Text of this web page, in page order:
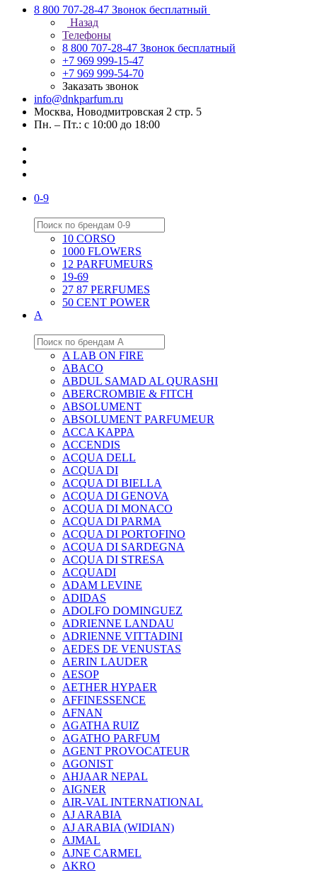
8 800 707-28-47 Звонок бесплатный
Назад
Телефоны
8 800 707-28-47 Звонок бесплатный
+7 969 999-15-47
+7 969 999-54-70
Заказать звонок
info@dnkparfum.ru
Москва, Новодмитровская 2 стр. 5
Пн. – Пт.: с 10:00 до 18:00
0-9
10 CORSO
1000 FLOWERS
12 PARFUMEURS
19-69
27 87 PERFUMES
50 CENT POWER
A
A LAB ON FIRE
ABACO
ABDUL SAMAD AL QURASHI
ABERCROMBIE & FITCH
ABSOLUMENT
ABSOLUMENT PARFUMEUR
ACCA KAPPA
ACCENDIS
ACQUA DELL
ACQUA DI
ACQUA DI BIELLA
ACQUA DI GENOVA
ACQUA DI MONACO
ACQUA DI PARMA
ACQUA DI PORTOFINO
ACQUA DI SARDEGNA
ACQUA DI STRESA
ACQUADI
ADAM LEVINE
ADIDAS
ADOLFO DOMINGUEZ
ADRIENNE LANDAU
ADRIENNE VITTADINI
AEDES DE VENUSTAS
AERIN LAUDER
AESOP
AETHER HYPAER
AFFINESSENCE
AFNAN
AGATHA RUIZ
AGATHO PARFUM
AGENT PROVOCATEUR
AGONIST
AHJAAR NEPAL
AIGNER
AIR-VAL INTERNATIONAL
AJ ARABIA
AJ ARABIA (WIDIAN)
AJMAL
AJNE CARMEL
AKRO